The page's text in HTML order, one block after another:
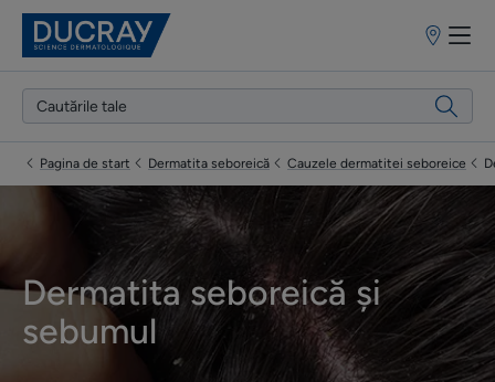
Puncte
vânzare
Pagina de start Dermatita seboreică Cauzele dermatitei seboreice
Dermatita seboreică și
sebumul